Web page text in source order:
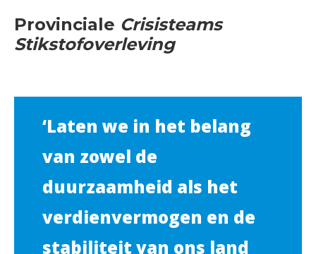
Provinciale Crisisteams
Stikstofoverleving
‘Laten we in het belang
van zowel de
duurzaamheid als het
verdienvermogen en de
stabiliteit van ons land